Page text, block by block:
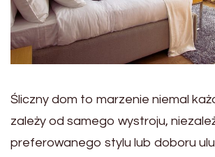
Śliczny dom to marzenie niemal
zależy od samego wystroju,
preferowanego stylu lub doboru